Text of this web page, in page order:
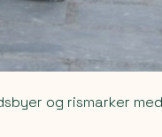
og rismarker